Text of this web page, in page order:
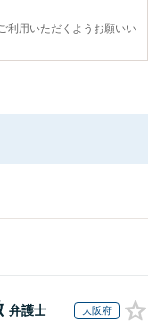
利用いただくようお願いい
弁護士 大阪府